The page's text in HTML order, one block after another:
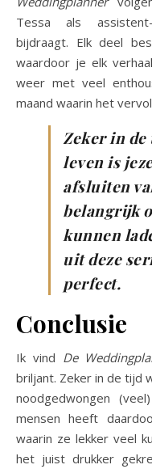
Tessa als
bijdraagt. Elk deel
waardoor je elk
weer met veel
maand waarin het
Zeker in
leven is
afsluiten
belangrijk
kunnen
uit deze
perfect.
Conclusie
Ik vind De
briljant. Zeker in de tijd
noodgedwongen
mensen heeft
waarin ze lekker veel
het juist drukker